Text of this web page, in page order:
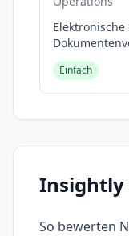
Einfach
Insightly
So bewerten